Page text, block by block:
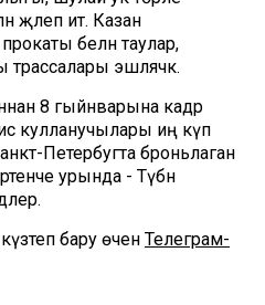
җәлеп итә. Казан
белән таулар,
трассалары эшләячәк.
8 гыйнварына кадәр
кулланучылары иң күп
Петербугта броньлаган
урында - Түбән
бару өчен Телеграм-